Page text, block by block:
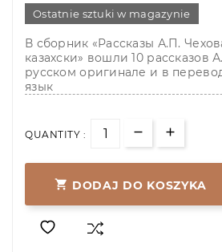
Ostatnie sztuki w magazynie
В сборник «Рассказы А.П.
казахски» вошли 10 рассказов
русском оригинале и в
язык
QUANTITY :
 DODAJ DO KOSZYKA